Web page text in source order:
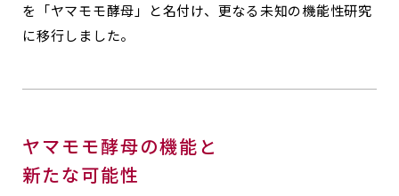
を「ヤマモモ酵母」と名付け、更なる未知の機能性研究
に移行しました。
ヤマモモ酵母の機能と
新たな可能性